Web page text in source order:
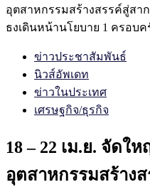
อุตสาหกรรมสร้างสรรค์สู่สาก
ธงเดินหน้านโยบาย 1 ครอบค
ข่าวประชาสัมพันธ์
นิวส์อัพเดท
ข่าวในประเทศ
เศรษฐกิจ/ธุรกิจ
18 – 22 เม.ย. จัดใ
อุตสาหกรรมสร้าง